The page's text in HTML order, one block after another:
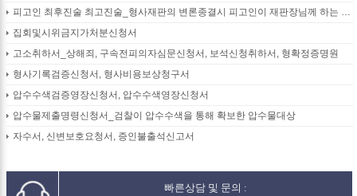
피고인 최후진술 최고진술_형사재판의 변론종결시 피고인이 재판장님께 하는 최종진술 의견내용(36페이지)
집회및시위금지가처분신청서
고소취하서_상해죄, 구속전피의자심문신청서, 보석신청취하서, 형확정증명원
형사기록검증신청서, 형사비용보상청구서
압수수색검증영장신청서, 압수수색영장신청서
압수물제출명령신청서_검찰이 압수수색을 통해 확보한 압수물대상
자수서, 신변보호요청서, 증인불출석신고서
빠른상담 및 문의 :